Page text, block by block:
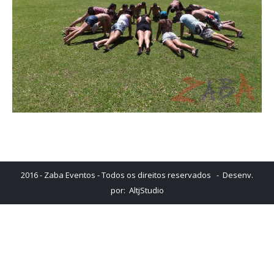
2016 - Zaba Eventos - Todos os direitos reservados - Desenv.
por: AltjStudio